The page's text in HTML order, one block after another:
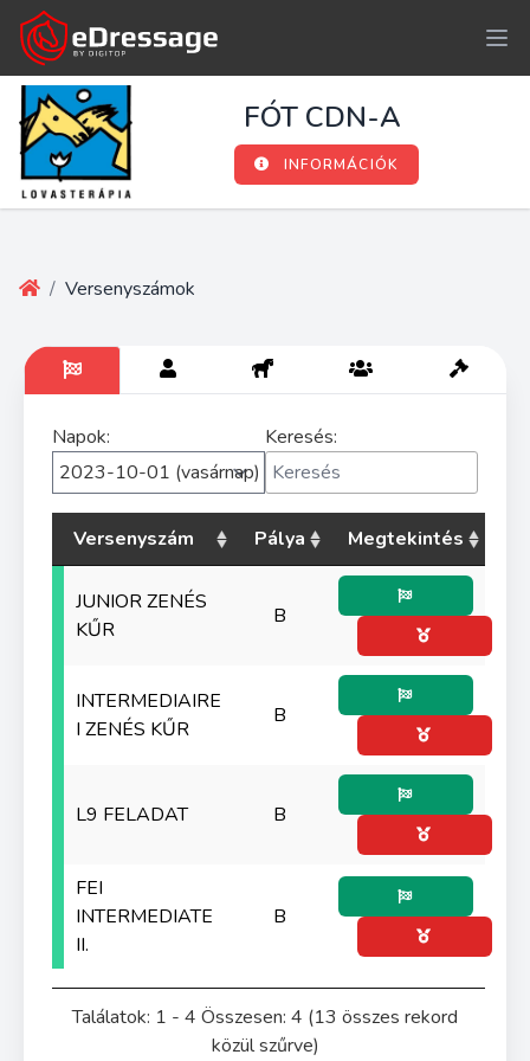
FÓT CDN-A
INFORMÁCIÓK
/ Versenyszámok
Napok: Keresés:
Versenyszám Pálya Megtekintés
JUNIOR ZENÉS
KŰR
B
INTERMEDIAIRE
I ZENÉS KŰR
B
L9 FELADAT B
FEI
INTERMEDIATE
II.
B
Találatok: 1 - 4 Összesen: 4 (13 összes rekord
közül szűrve)